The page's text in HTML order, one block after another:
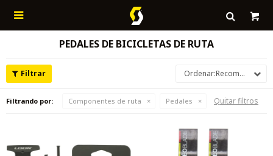

PEDALES DE BICICLETAS DE RUTA
Recomendados
Filtrando por: Componentes de ruta Pedales Quitar filtros